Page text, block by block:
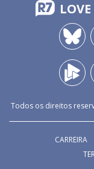
Todos os direitos
CARREIRA